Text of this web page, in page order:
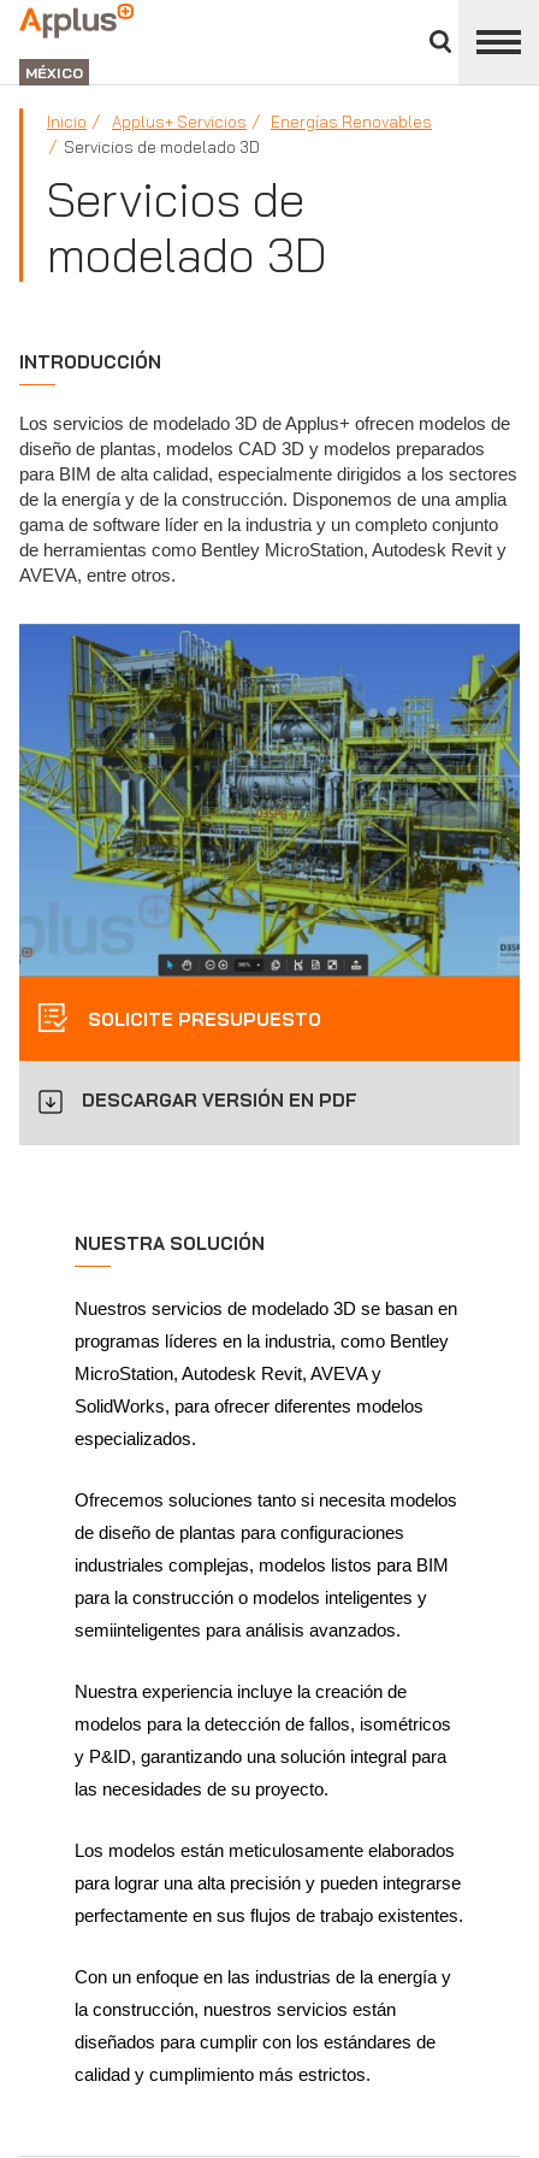
panel
APPLUS+
GROUP
MÉXICO
Inicio Applus+ Servicios
Energías Renovables
Servicios de modelado 3D
Servicios de
modelado 3D
INTRODUCCIÓN
Los servicios de modelado 3D de Applus+ ofrecen modelos de
diseño de plantas, modelos CAD 3D y modelos preparados
para BIM de alta calidad, especialmente dirigidos a los sectores
de la energía y de la construcción. Disponemos de una amplia
gama de software líder en la industria y un completo conjunto
de herramientas como Bentley MicroStation, Autodesk Revit y
AVEVA, entre otros.
SOLICITE PRESUPUESTO
DESCARGAR VERSIÓN EN PDF
NUESTRA SOLUCIÓN
Nuestros servicios de modelado 3D se basan en
programas líderes en la industria, como Bentley
MicroStation, Autodesk Revit, AVEVA y
SolidWorks, para ofrecer diferentes modelos
especializados.
Ofrecemos soluciones tanto si necesita modelos
de diseño de plantas para configuraciones
industriales complejas, modelos listos para BIM
para la construcción o modelos inteligentes y
semiinteligentes para análisis avanzados.
Nuestra experiencia incluye la creación de
modelos para la detección de fallos, isométricos
y P&ID, garantizando una solución integral para
las necesidades de su proyecto.
Los modelos están meticulosamente elaborados
para lograr una alta precisión y pueden integrarse
perfectamente en sus flujos de trabajo existentes.
Con un enfoque en las industrias de la energía y
la construcción, nuestros servicios están
diseñados para cumplir con los estándares de
calidad y cumplimiento más estrictos.